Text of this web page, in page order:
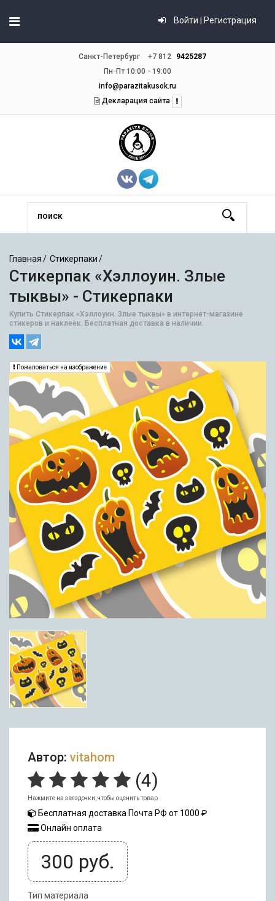
Войти | Регистрация
Санкт-Петербург +7 812
9425287
Пн-Пт 10:00 - 19:00
info@parazitakusok.ru
Декларация сайта
Главная Стикерпаки
Стикерпак «Хэллоуин. Злые
тыквы» - Стикерпаки
Купить Стикерпак «Хэллоуин. Злые тыквы» в интернет-магазине
стикеров и наклеек. Бесплатная доставка в наличии.
Пожаловаться на изображение
Автор: vitahom
(4)
Нажмите на звездочки, чтобы оценить товар
Бесплатная доставка Почта РФ от 1000 ₽
Онлайн оплата
300 руб.
Тип материала